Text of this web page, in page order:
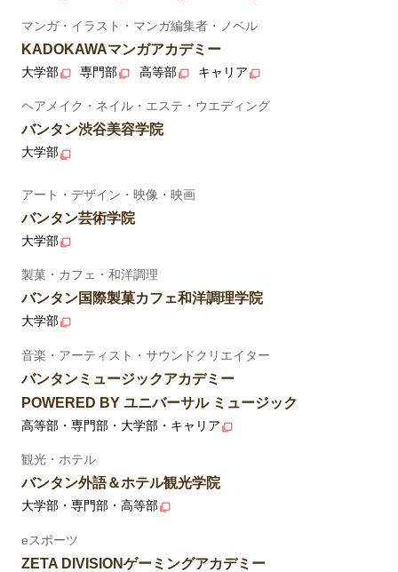
マンガ・イラスト・マンガ編集者・ノベル
KADOKAWAマンガアカデミー
大学部 専門部 高等部 キャリア
ヘアメイク・ネイル・エステ・ウエディング
バンタン渋谷美容学院
大学部
アート・デザイン・映像・映画
バンタン芸術学院
大学部
製菓・カフェ・和洋調理
バンタン国際製菓カフェ和洋調理学院
大学部
音楽・アーティスト・サウンドクリエイター
バンタンミュージックアカデミー
POWERED BY ユニバーサル ミュージック
高等部・専門部・大学部・キャリア
観光・ホテル
バンタン外語＆ホテル観光学院
大学部・専門部・高等部
eスポーツ
ZETA DIVISIONゲーミングアカデミー